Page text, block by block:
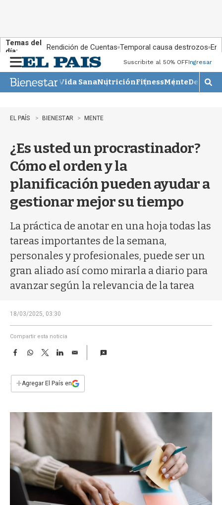
Temas del
día:
Rendición de Cuentas Temporal causa destrozos En
n
u
Suscribite al 50% OFFIngresar
Vida SanaNutriciónFitnessMente
M
o
q
a
EL PAÍS BIENESTAR MENTE
¿Es usted un procrastinador?
Cómo el orden y la
planificación pueden ayudar a
gestionar mejor su tiempo
La práctica de anotar en una hoja todas las
tareas importantes de la semana,
personales y profesionales, puede ser un
gran aliado así como mirarla a diario para
avanzar según la relevancia de la tarea
18/03/2025, 03:30
Compartir esta noticia
F
e
b
k
W
s
p
T
w
t
L
E
i
l
+Agregar El País en